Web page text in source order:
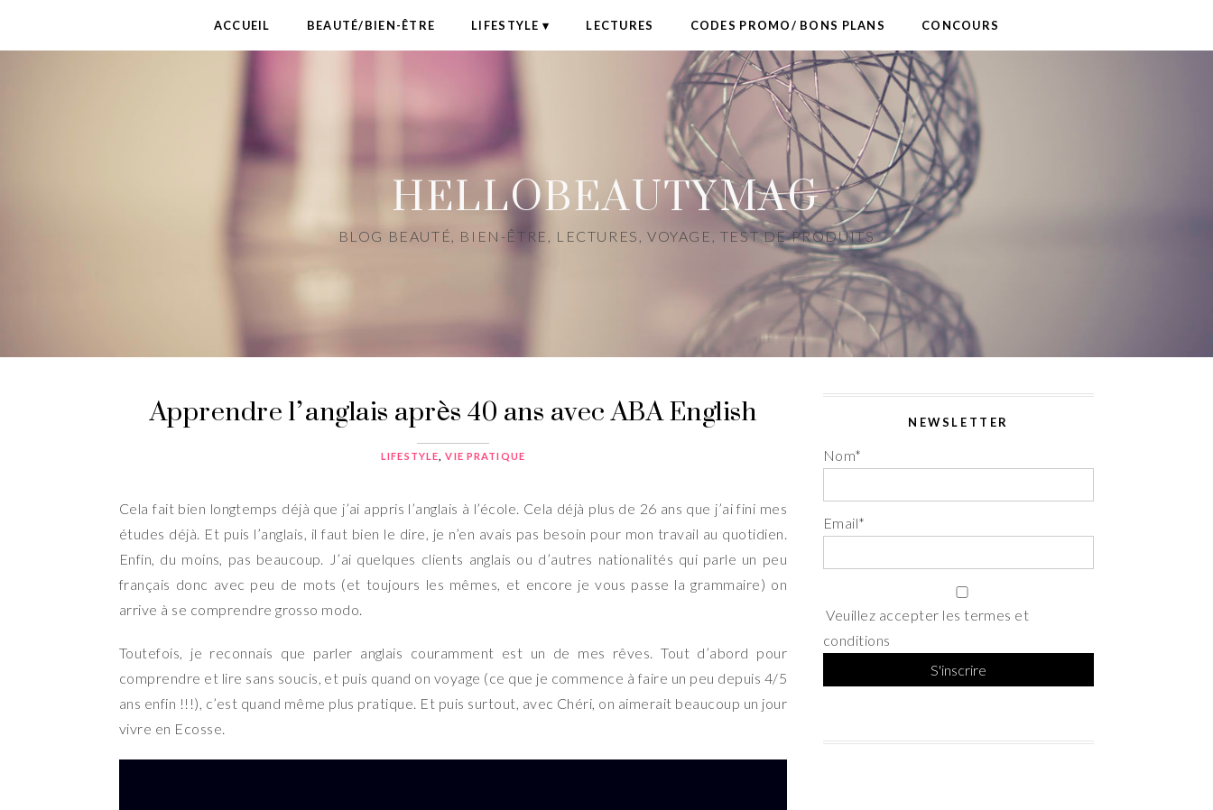
ACCUEIL BEAUTÉ/BIEN-ÊTRE LIFESTYLE LECTURES CODES PROMO/ BONS PLANS CONCOURS
HELLOBEAUTYMAG
BLOG BEAUTÉ, BIEN-ÊTRE, LECTURES, VOYAGE, TEST DE PRODUITS
Apprendre l’anglais après 40 ans avec ABA English
LIFESTYLE ,VIE PRATIQUE
Cela fait bien longtemps déjà que j’ai appris l’anglais à l’école. Cela déjà plus de 26 ans que j’ai fini mes
études déjà. Et puis l’anglais, il faut bien le dire, je n’en avais pas besoin pour mon travail au quotidien.
Enfin, du moins, pas beaucoup. J’ai quelques clients anglais ou d’autres nationalités qui parle un peu
français donc avec peu de mots (et toujours les mêmes, et encore je vous passe la grammaire) on
arrive à se comprendre grosso modo.
Toutefois, je reconnais que parler anglais couramment est un de mes rêves. Tout d’abord pour
comprendre et lire sans soucis, et puis quand on voyage (ce que je commence à faire un peu depuis 4/5
ans enfin !!!), c’est quand même plus pratique. Et puis surtout, avec Chéri, on aimerait beaucoup un jour
vivre en Ecosse.
NEWSLETTER
Nom*
Email*
Veuillez accepter les termes et
conditions